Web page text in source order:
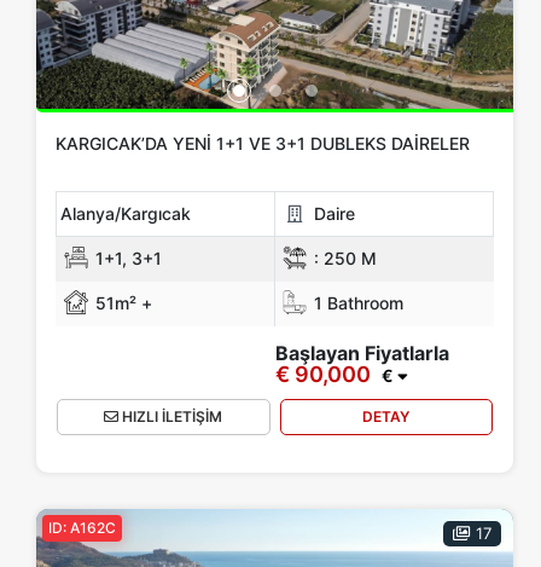
KARGICAK’DA YENI 1+1 VE 3+1 DUBLEKS DAIRELER
Alanya/Kargıcak Daire
1+1, 3+1 : 250 M
51m² + 1 Bathroom
Başlayan Fiyatlarla
€ 90,000 €
HIZLI İLETİŞİM DETAY
17
ID: A162C